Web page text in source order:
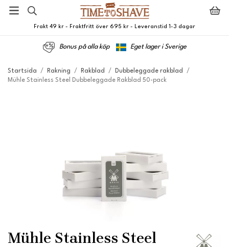
Frakt 49 kr - Fraktfritt över 695 kr - Leveranstid 1-3 dagar
Bonus på alla köp Eget lager i Sverige
Startsida / Rakning / Rakblad / Dubbeleggade rakblad
/
Mühle Stainless Steel Dubbeleggade Rakblad 50-pack
Mühle Stainless Steel